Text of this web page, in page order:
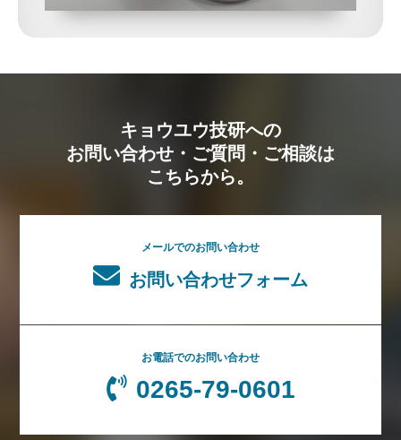
キョウユウ技研への
お問い合わせ・ご質問・ご相談は
こちらから。
メールでのお問い合わせ
お問い合わせフォーム
お電話でのお問い合わせ
0265-79-0601